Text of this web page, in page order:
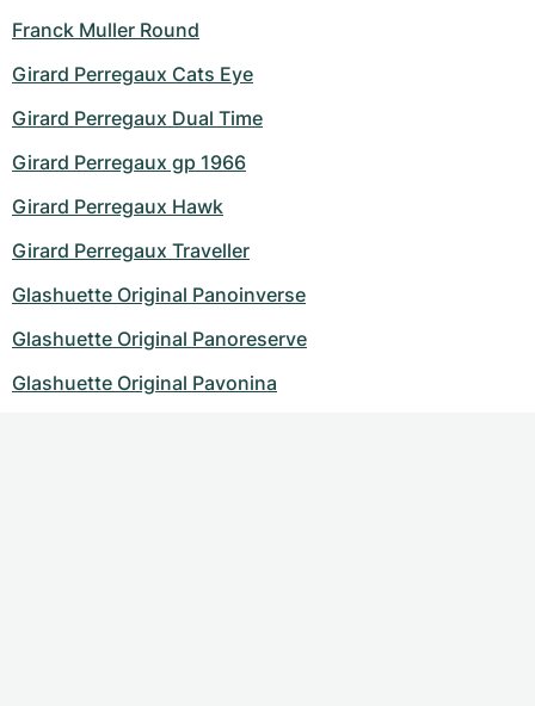
Franck Muller Round
Girard Perregaux Cats Eye
Girard Perregaux Dual Time
Girard Perregaux gp 1966
Girard Perregaux Hawk
Girard Perregaux Traveller
Glashuette Original Panoinverse
Glashuette Original Panoreserve
Glashuette Original Pavonina